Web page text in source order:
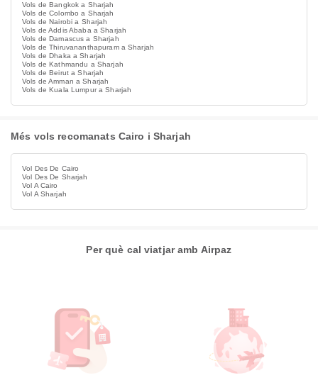
Vols de Bangkok a Sharjah
Vols de Colombo a Sharjah
Vols de Nairobi a Sharjah
Vols de Addis Ababa a Sharjah
Vols de Damascus a Sharjah
Vols de Thiruvananthapuram a Sharjah
Vols de Dhaka a Sharjah
Vols de Kathmandu a Sharjah
Vols de Beirut a Sharjah
Vols de Amman a Sharjah
Vols de Kuala Lumpur a Sharjah
Més vols recomanats Cairo i Sharjah
Vol Des De Cairo
Vol Des De Sharjah
Vol A Cairo
Vol A Sharjah
Per què cal viatjar amb Airpaz